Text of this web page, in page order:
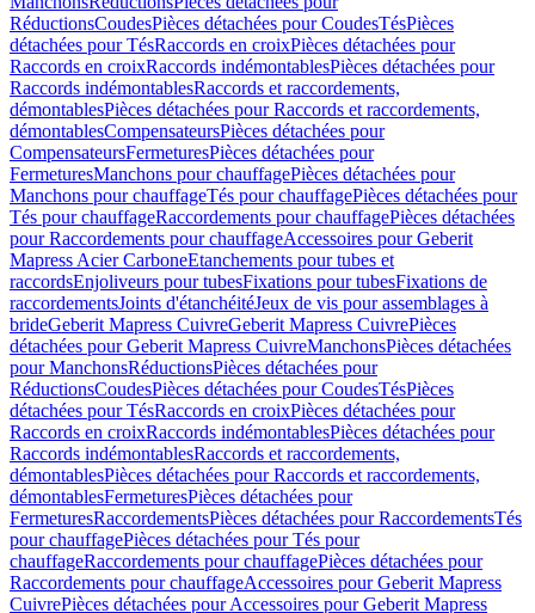
RéductionsCoudesPièces détachées pour CoudesTésPièces
détachées pour TésRaccords en croixPièces détachées pour
Raccords en croixRaccords indémontablesPièces détachées pour
Raccords indémontablesRaccords et raccordements,
démontablesPièces détachées pour Raccords et raccordements,
démontablesCompensateursPièces détachées pour
CompensateursFermeturesPièces détachées pour
FermeturesManchons pour chauffagePièces détachées pour
Manchons pour chauffageTés pour chauffagePièces détachées pour
Tés pour chauffageRaccordements pour chauffagePièces détachées
pour Raccordements pour chauffageAccessoires pour Geberit
Mapress Acier CarboneEtanchements pour tubes et
raccordsEnjoliveurs pour tubesFixations pour tubesFixations de
raccordementsJoints d'étanchéitéJeux de vis pour assemblages à
brideGeberit Mapress CuivreGeberit Mapress CuivrePièces
détachées pour Geberit Mapress CuivreManchonsPièces détachées
pour ManchonsRéductionsPièces détachées pour
RéductionsCoudesPièces détachées pour CoudesTésPièces
détachées pour TésRaccords en croixPièces détachées pour
Raccords en croixRaccords indémontablesPièces détachées pour
Raccords indémontablesRaccords et raccordements,
démontablesPièces détachées pour Raccords et raccordements,
démontablesFermeturesPièces détachées pour
FermeturesRaccordementsPièces détachées pour RaccordementsTés
pour chauffagePièces détachées pour Tés pour
chauffageRaccordements pour chauffagePièces détachées pour
Raccordements pour chauffageAccessoires pour Geberit Mapress
CuivrePièces détachées pour Accessoires pour Geberit Mapress